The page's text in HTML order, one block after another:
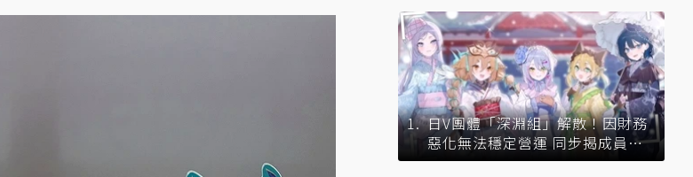
日V團體「深淵組」解散！因財務
惡化無法穩定營運 同步揭成員未
來去向